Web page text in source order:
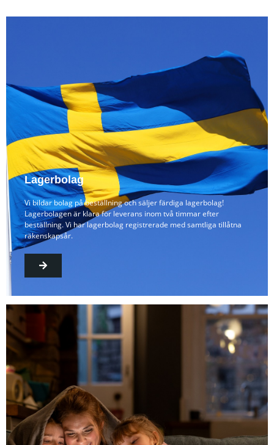
Lagerbolag
Vi bildar bolag på beställning och säljer färdiga lagerbolag!
Lagerbolagen är klara för leverans inom två timmar efter
beställning. Vi har lagerbolag registrerade med samtliga tillåtna
räkenskapsår.